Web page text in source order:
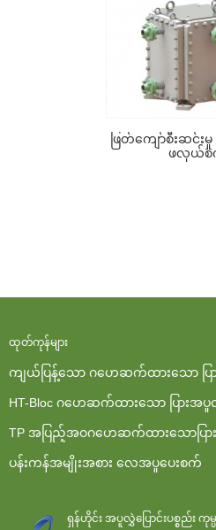
ဖြတ်ကျော်စီးဆင်းမှု
ဖလှယ်
ထုတ်ကုန်များ
ကျယ်ပြန့်သော ဂဟေဆက်ထားသော
HT-Bloc ဂဟေဆက်ထားသော ပြား
TP အပြည့်အဝဂဟေဆက်ထားသောပ
ပန်းကန်အမျိုးအစား လေအပူပေးစက်
ရှန်ဟိုင်း အပူလွှဲပြောင်းပစ္စည်း